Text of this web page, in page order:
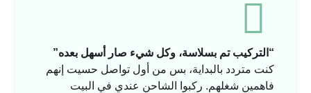
“التركيب تم بسلاسة، وكل شيء صار أسهل بعده”
كنت متردد بالبداية، بس من أول تواصل حسيت إنهم
فاهمين شغلهم. ركبوا الشاحن عندي في البيت